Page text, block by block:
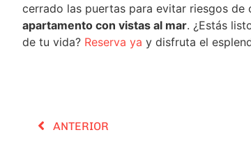
cerrado las puertas para evitar riesgos
apartamento con vistas al mar. ¿Estás
de tu vida? Reserva ya y disfruta el
ANTERIOR